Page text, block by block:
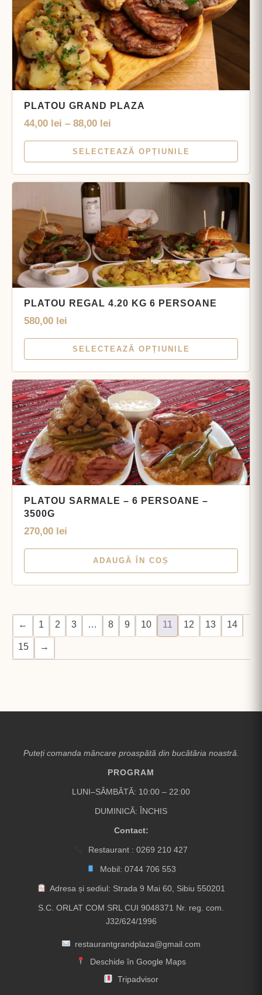
PLATOU GRAND PLAZA
44,00 lei – 88,00 lei
SELECTEAZĂ OPȚIUNILE
PLATOU REGAL 4.20 KG 6 PERSOANE
580,00 lei
SELECTEAZĂ OPȚIUNILE
PLATOU SARMALE – 6 PERSOANE –
3500G
270,00 lei
ADAUGĂ ÎN COȘ
← 1 2 3 … 8 9 10 11 12 13 14
15 →
Puteți comanda mâncare proaspătă din bucătăria noastră.
PROGRAM
LUNI–SÂMBĂTĂ: 10:00 – 22:00
DUMINICĂ: ÎNCHIS
Contact:
Restaurant : 0269 210 427
Mobil: 0744 706 553
Adresa și sediul: Strada 9 Mai 60, Sibiu 550201
S.C. ORLAT COM SRL CUI 9048371 Nr. reg. com.
J32/624/1996
restaurantgrandplaza@gmail.com
Deschide în Google Maps
Tripadvisor